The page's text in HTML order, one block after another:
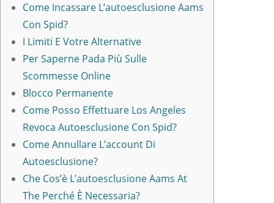
Come Incassare L’autoesclusione Aams
Con Spid?
I Limiti E Votre Alternative
Per Saperne Pada Più Sulle
Scommesse Online
Blocco Permanente
Come Posso Effettuare Los Angeles
Revoca Autoesclusione Con Spid?
Come Annullare L’account Di
Autoesclusione?
Che Cos’è L’autoesclusione Aams At
The Perché È Necessaria?